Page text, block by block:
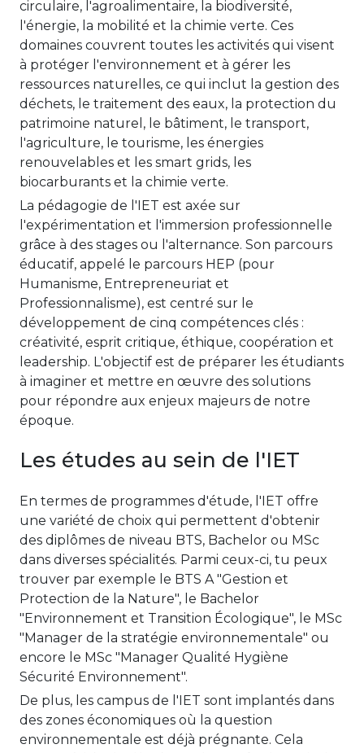
circulaire, l'agroalimentaire, la biodiversité,
l'énergie, la mobilité et la chimie verte. Ces
domaines couvrent toutes les activités qui visent
à protéger l'environnement et à gérer les
ressources naturelles, ce qui inclut la gestion des
déchets, le traitement des eaux, la protection du
patrimoine naturel, le bâtiment, le transport,
l'agriculture, le tourisme, les énergies
renouvelables et les smart grids, les
biocarburants et la chimie verte.
La pédagogie de l'IET est axée sur
l'expérimentation et l'immersion professionnelle
grâce à des stages ou l'alternance. Son parcours
éducatif, appelé le parcours HEP (pour
Humanisme, Entrepreneuriat et
Professionnalisme), est centré sur le
développement de cinq compétences clés :
créativité, esprit critique, éthique, coopération et
leadership. L'objectif est de préparer les étudiants
à imaginer et mettre en œuvre des solutions
pour répondre aux enjeux majeurs de notre
époque.
Les études au sein de l'IET
En termes de programmes d'étude, l'IET offre
une variété de choix qui permettent d'obtenir
des diplômes de niveau BTS, Bachelor ou MSc
dans diverses spécialités. Parmi ceux-ci, tu peux
trouver par exemple le BTS A "Gestion et
Protection de la Nature", le Bachelor
"Environnement et Transition Écologique", le MSc
"Manager de la stratégie environnementale" ou
encore le MSc "Manager Qualité Hygiène
Sécurité Environnement".
De plus, les campus de l'IET sont implantés dans
des zones économiques où la question
environnementale est déjà prégnante. Cela